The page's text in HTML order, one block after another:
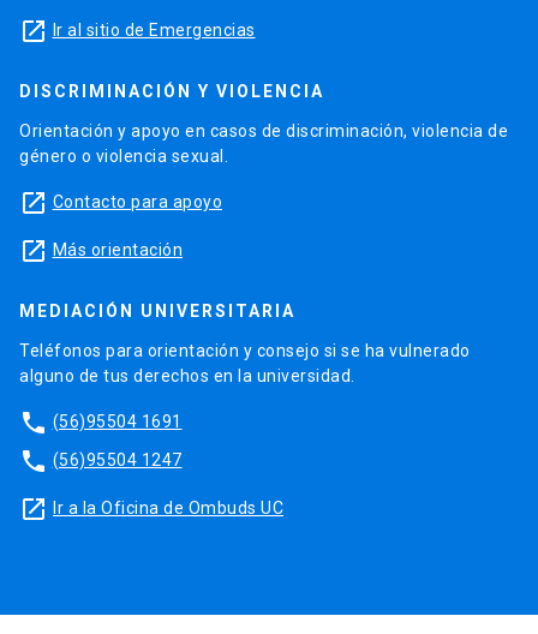
launch Ir al sitio de Emergencias
DISCRIMINACIÓN Y VIOLENCIA
Orientación y apoyo en casos de discriminación, violencia de
género o violencia sexual.
launch Contacto para apoyo
launch Más orientación
MEDIACIÓN UNIVERSITARIA
Teléfonos para orientación y consejo si se ha vulnerado
alguno de tus derechos en la universidad.
phone (56)95504 1691
phone (56)95504 1247
launch Ir a la Oficina de Ombuds UC